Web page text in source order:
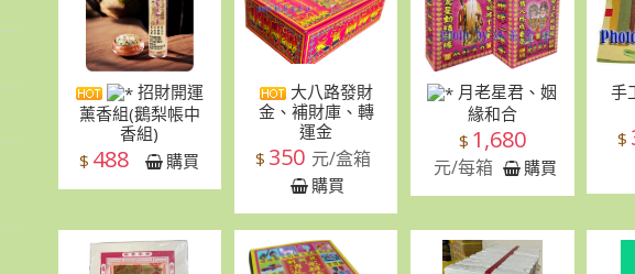
招財開運
薰香組(鵝梨帳中
香組)
$ 488 購買
大八路發財
金、補財庫、轉
運金
$ 350 元/盒箱
購買
月老星君、姻
緣和合
$ 1,680
元/每箱 購買
手
$